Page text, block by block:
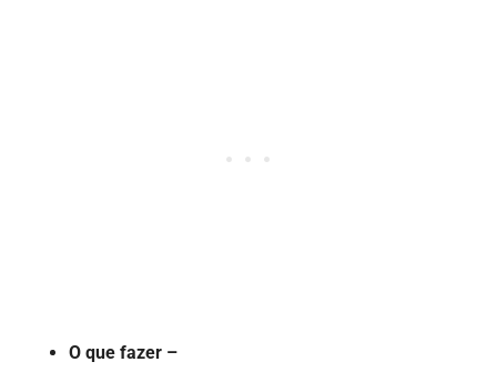
O que fazer –